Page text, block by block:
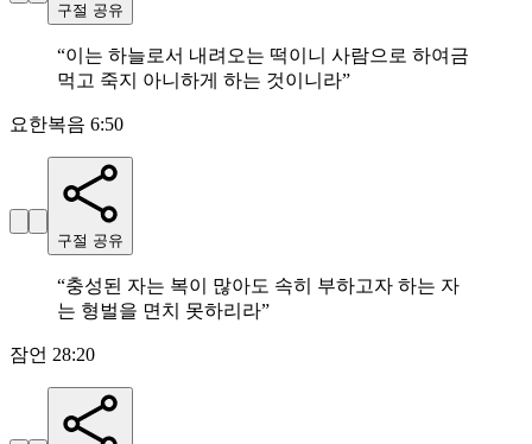
구절 공유
“이는 하늘로서 내려오는 떡이니 사람으로 하여금
먹고 죽지 아니하게 하는 것이니라”
요한복음 6:50
구절 공유
“충성된 자는 복이 많아도 속히 부하고자 하는 자
는 형벌을 면치 못하리라”
잠언 28:20